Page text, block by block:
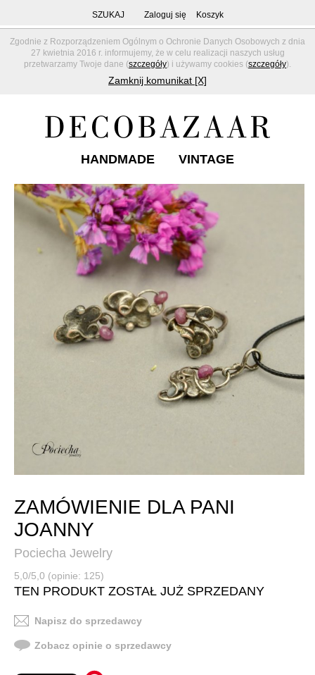
Zgodnie z Rozporządzeniem Ogólnym o Ochronie Danych Osobowych z dnia
27 kwietnia 2016 r. informujemy, że w celu realizacji naszych usług
przetwarzamy Twoje dane (szczegóły) i używamy cookies (szczegóły).
Zamknij komunikat [X]
SZUKAJ Zaloguj się Koszyk
HANDMADE VINTAGE
ZAMÓWIENIE DLA PANI
JOANNY
Pociecha Jewelry
5,0/5,0 (opinie: 125)
TEN PRODUKT ZOSTAŁ JUŻ SPRZEDANY
Napisz do sprzedawcy
Zobacz opinie o sprzedawcy